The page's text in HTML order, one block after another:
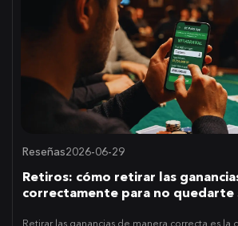
Reseñas2026-06-29
Retiros: cómo retirar las
correctamente para no quedarte
Retirar las ganancias de manera correcta es la